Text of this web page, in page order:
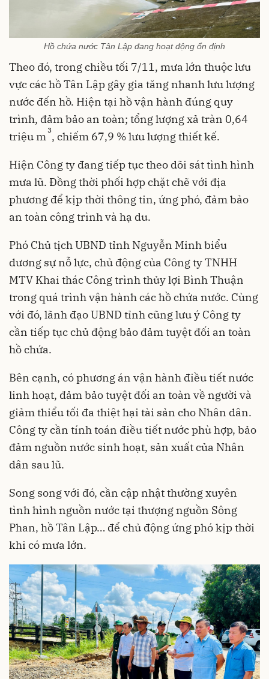
Hồ chứa nước Tân Lập đang hoạt động ổn định
Theo đó, trong chiều tối 7/11, mưa lớn thuộc lưu
vực các hồ Tân Lập gây gia tăng nhanh lưu lượng
nước đến hồ. Hiện tại hồ vận hành đúng quy
trình, đảm bảo an toàn; tổng lượng xả tràn 0,64
triệu m 3, chiếm 67,9 % lưu lượng thiết kế.
Hiện Công ty đang tiếp tục theo dõi sát tình hình
mưa lũ. Đồng thời phối hợp chặt chẽ với địa
phương để kịp thời thông tin, ứng phó, đảm bảo
an toàn công trình và hạ du.
Phó Chủ tịch UBND tỉnh Nguyễn Minh biểu
dương sự nỗ lực, chủ động của Công ty TNHH
MTV Khai thác Công trình thủy lợi Bình Thuận
trong quá trình vận hành các hồ chứa nước. Cùng
với đó, lãnh đạo UBND tỉnh cũng lưu ý Công ty
cần tiếp tục chủ động bảo đảm tuyệt đối an toàn
hồ chứa.
Bên cạnh, có phương án vận hành điều tiết nước
linh hoạt, đảm bảo tuyệt đối an toàn về người và
giảm thiểu tối đa thiệt hại tài sản cho Nhân dân.
Công ty cần tính toán điều tiết nước phù hợp, bảo
đảm nguồn nước sinh hoạt, sản xuất của Nhân
dân sau lũ.
Song song với đó, cần cập nhật thường xuyên
tình hình nguồn nước tại thượng nguồn Sông
Phan, hồ Tân Lập… để chủ động ứng phó kịp thời
khi có mưa lớn.